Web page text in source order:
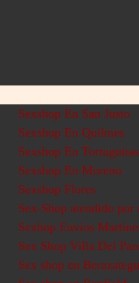
Sexshop En San Justo
Sexshop En Quilmes
Sexshop En Tortuguitas
Sexshop En Moreno
Sexshop Flores
Sex-Shop atendido por
Sexhop Envios
Sex Shop Villa Del
Sex shop en